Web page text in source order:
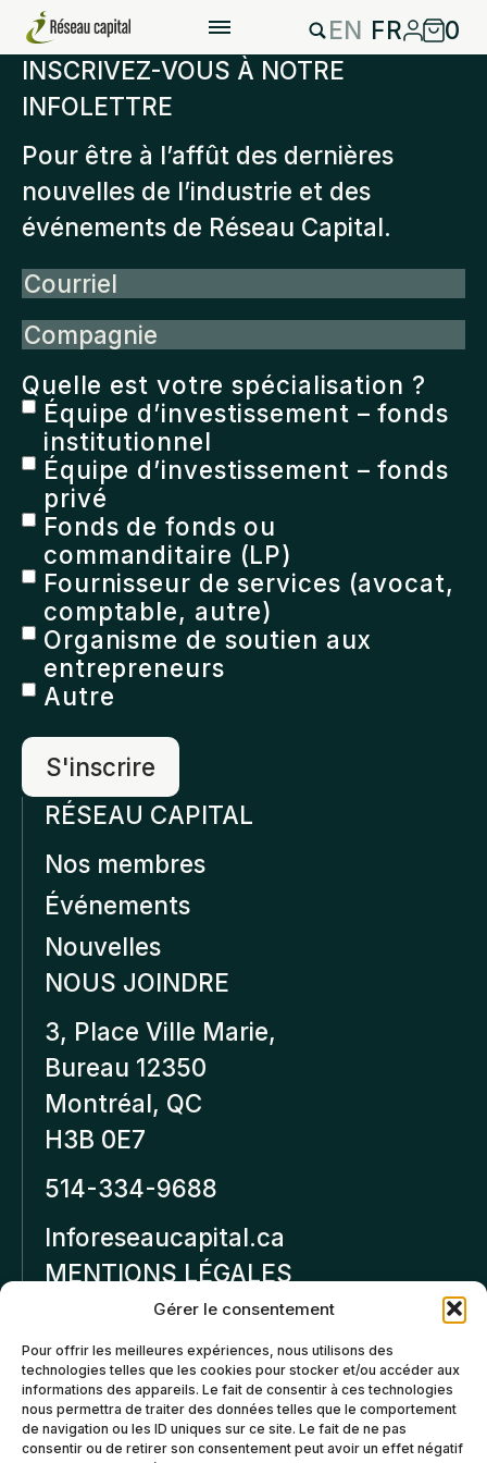
Gérer le consentement
Pour offrir les meilleures expériences, nous utilisons des
technologies telles que les cookies pour stocker et/ou accéder aux
informations des appareils. Le fait de consentir à ces technologies
nous permettra de traiter des données telles que le comportement
de navigation ou les ID uniques sur ce site. Le fait de ne pas
consentir ou de retirer son consentement peut avoir un effet négatif
EN FR
0
INSCRIVEZ-VOUS À NOTRE
INFOLETTRE
Pour être à l’affût des dernières
nouvelles de l’industrie et des
événements de Réseau Capital.
Courriel
Compagnie
Quelle est votre spécialisation ?
Équipe d’investissement – fonds
institutionnel
Équipe d’investissement – fonds
privé
Fonds de fonds ou
commanditaire (LP)
Fournisseur de services (avocat,
comptable, autre)
Organisme de soutien aux
entrepreneurs
Autre
RÉSEAU CAPITAL
Nos membres
Événements
Nouvelles
NOUS JOINDRE
3, Place Ville Marie,
Bureau 12350
Montréal, QC
H3B 0E7
514-334-9688
Inforeseaucapital.ca
MENTIONS LÉGALES
Politique de
confidentialité
Politiques d’annulation et
de remboursement